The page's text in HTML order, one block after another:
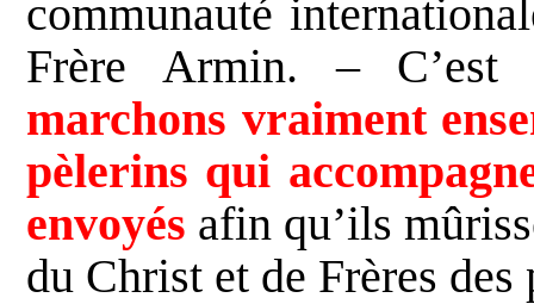
communauté
Frère Armin. –
marchons vraiment
pèlerins qui
envoyés afin qu’ils
du Christ et de Frères des